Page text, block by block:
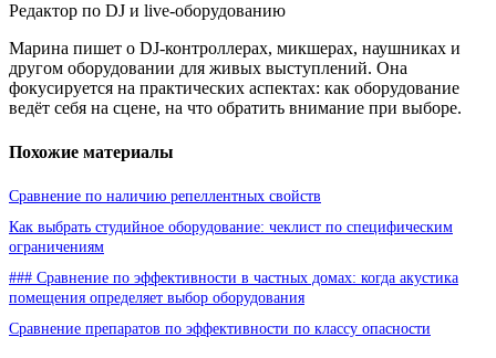
Редактор по DJ и live-оборудованию
Марина пишет о DJ-контроллерах, микшерах, наушниках и
другом оборудовании для живых выступлений. Она
фокусируется на практических аспектах: как оборудование
ведёт себя на сцене, на что обратить внимание при выборе.
Похожие материалы
Сравнение по наличию репеллентных свойств
Как выбрать студийное оборудование: чеклист по специфическим
ограничениям
### Сравнение по эффективности в частных домах: когда акустика
помещения определяет выбор оборудования
Сравнение препаратов по эффективности по классу опасности